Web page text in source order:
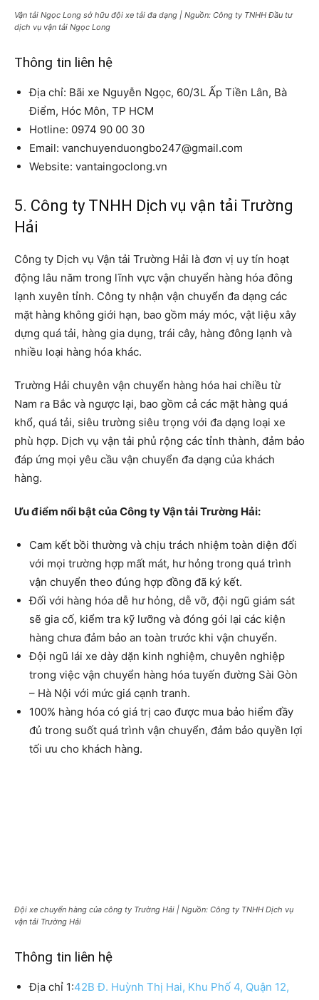
Vận tải Ngọc Long sở hữu đội xe tải đa dạng | Nguồn: Công ty TNHH Đầu tư
dịch vụ vận tải Ngọc Long
Thông tin liên hệ
Địa chỉ: Bãi xe Nguyễn Ngọc, 60/3L Ấp Tiền Lân, Bà
Điểm, Hóc Môn, TP HCM
Hotline: 0974 90 00 30
Email: vanchuyenduongbo247@gmail.com
Website: vantaingoclong.vn
5. Công ty TNHH Dịch vụ vận tải Trường
Hải
Công ty Dịch vụ Vận tải Trường Hải là đơn vị uy tín hoạt
động lâu năm trong lĩnh vực vận chuyển hàng hóa đông
lạnh xuyên tỉnh. Công ty nhận vận chuyển đa dạng các
mặt hàng không giới hạn, bao gồm máy móc, vật liệu xây
dựng quá tải, hàng gia dụng, trái cây, hàng đông lạnh và
nhiều loại hàng hóa khác.
Trường Hải chuyên vận chuyển hàng hóa hai chiều từ
Nam ra Bắc và ngược lại, bao gồm cả các mặt hàng quá
khổ, quá tải, siêu trường siêu trọng với đa dạng loại xe
phù hợp. Dịch vụ vận tải phủ rộng các tỉnh thành, đảm bảo
đáp ứng mọi yêu cầu vận chuyển đa dạng của khách
hàng.
Ưu điểm nổi bật của Công ty Vận tải Trường Hải:
Cam kết bồi thường và chịu trách nhiệm toàn diện đối
với mọi trường hợp mất mát, hư hỏng trong quá trình
vận chuyển theo đúng hợp đồng đã ký kết.
Đối với hàng hóa dễ hư hỏng, dễ vỡ, đội ngũ giám sát
sẽ gia cố, kiểm tra kỹ lưỡng và đóng gói lại các kiện
hàng chưa đảm bảo an toàn trước khi vận chuyển.
Đội ngũ lái xe dày dặn kinh nghiệm, chuyên nghiệp
trong việc vận chuyển hàng hóa tuyến đường Sài Gòn
– Hà Nội với mức giá cạnh tranh.
100% hàng hóa có giá trị cao được mua bảo hiểm đầy
đủ trong suốt quá trình vận chuyển, đảm bảo quyền lợi
tối ưu cho khách hàng.
Đội xe chuyển hàng của công ty Trường Hải | Nguồn: Công ty TNHH Dịch vụ
vận tải Trường Hải
Thông tin liên hệ
Địa chỉ 1:42B Đ. Huỳnh Thị Hai, Khu Phố 4, Quận 12,